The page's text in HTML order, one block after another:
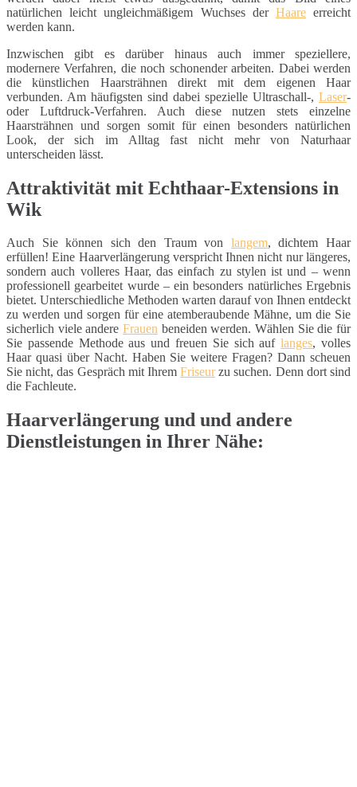
natürlichen leicht ungleichmäßigem Wuchses der Haareerreicht
werden kann.
Inzwischen gibt es darüber hinaus auch immer speziellere,
modernere Verfahren, die noch schonender arbeiten. Dabei werden
die künstlichen Haarsträhnen direkt mit dem eigenen Haar
verbunden. Am häufigsten sind dabei spezielle Ultraschall-, Laser-
oder Luftdruck-Verfahren. Auch diese nutzen stets einzelne
Haarsträhnen und sorgen somit für einen besonders natürlichen
Look, der sich im Alltag fast nicht mehr von Naturhaar
unterscheiden lässt.
Attraktivität mit Echthaar-Extensions in
Wik
Auch Sie können sich den Traum von langem, dichtem Haar
erfüllen! Eine Haarverlängerung verspricht Ihnen nicht nur längeres,
sondern auch volleres Haar, das einfach zu stylen ist und – wenn
professionell gearbeitet wurde – ein besonders natürliches Ergebnis
bietet. Unterschiedliche Methoden warten darauf von Ihnen entdeckt
zu werden und sorgen für eine atemberaubende Mähne, um die Sie
sicherlich viele andere Frauen beneiden werden. Wählen Sie die für
Sie passende Methode aus und freuen Sie sich auflanges, volles
Haar quasi über Nacht. Haben Sie weitere Fragen? Dann scheuen
Sie nicht, das Gespräch mit IhremFriseurzu suchen. Denn dort sind
die Fachleute.
Haarverlängerung und und andere
Dienstleistungen in Ihrer Nähe: